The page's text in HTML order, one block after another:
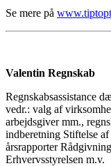
Se mere på
Valentin Regnskab
Regnskabsassistance
vedr.: valg af
arbejdsgiver mm.,
indberetning Stiftelse
årsrapporter
Erhvervsstyrelsen m.v.